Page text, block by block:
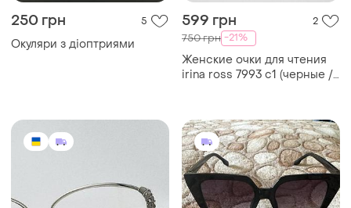
250 грн 5
Окуляри з діоптриями
599 грн 2
750 грн -21%
Женские очки для чтения
irina ross 7993 c1 (черные /